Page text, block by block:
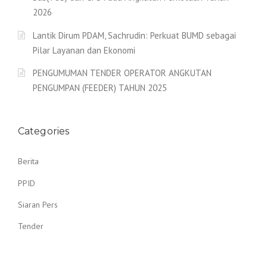
2026
Lantik Dirum PDAM, Sachrudin: Perkuat BUMD sebagai
Pilar Layanan dan Ekonomi
PENGUMUMAN TENDER OPERATOR ANGKUTAN
PENGUMPAN (FEEDER) TAHUN 2025
Categories
Berita
PPID
Siaran Pers
Tender